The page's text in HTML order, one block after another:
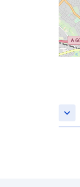
keyboard_arrow_down